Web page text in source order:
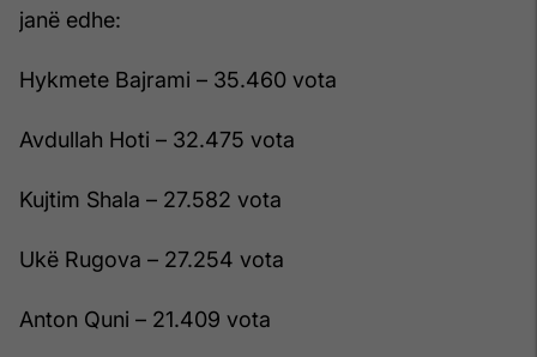
janë edhe:
Hykmete Bajrami – 35.460 vota
Avdullah Hoti – 32.475 vota
Kujtim Shala – 27.582 vota
Ukë Rugova – 27.254 vota
Anton Quni – 21.409 vota